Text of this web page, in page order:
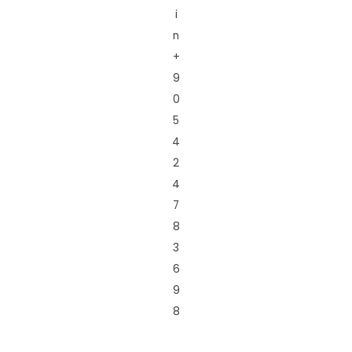
i
n
+
9
0
5
4
2
4
7
8
3
6
9
8